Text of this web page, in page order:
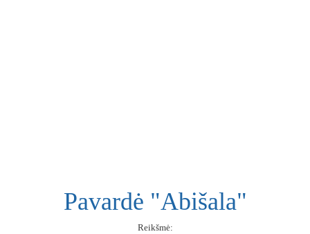
Pavardė "Abišala"
Reikšmė: